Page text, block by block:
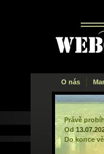
O nás
Právě
Od
Do konce